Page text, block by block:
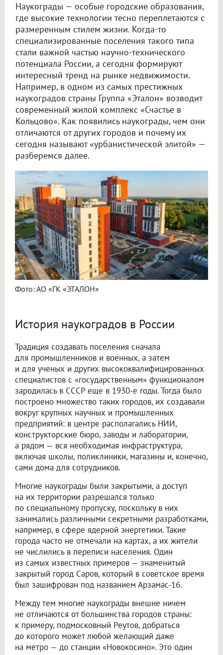
Наукограды — особые городские образования,
где высокие технологии тесно переплетаются с
размеренным стилем жизни. Когда-то
специализированные поселения такого типа
стали важной частью научно-технического
потенциала России, а сегодня формируют
интересный тренд на рынке недвижимости.
Например, в одном из самых престижных
наукоградов страны Группа «Эталон» возводит
современный жилой комплекс «Счастье в
Кольцово». Как появились наукограды, чем они
отличаются от других городов и почему их
сегодня называют «урбанистической элитой» —
разберемся далее.
Фото: АО «ГК «ЭТАЛОН»
История наукоградов в России
Традиция создавать поселения сначала
для промышленников и военных, а затем
и для ученых и других высококвалифицированных
специалистов с «государственным» функционалом
зародилась в СССР еще в 1930-е годы. Тогда было
построено множество таких городов, их создавали
вокруг крупных научных и промышленных
предприятий: в центре располагались НИИ,
конструкторские бюро, заводы и лаборатории,
а рядом — вся необходимая инфраструктура,
включая школы, поликлиники, магазины и, конечно,
сами дома для сотрудников.
Многие наукограды были закрытыми, а доступ
на их территории разрешался только
по специальному пропуску, поскольку в них
занимались различными секретными разработками,
например, в сфере ядерной энергетики. Такие
города часто не отмечали на картах, а их жители
не числились в переписи населения. Один
из самых известных примеров — знаменитый
закрытый город Саров, который в советское время
был зашифрован под названием Арзамас-16.
Между тем многие наукограды внешне ничем
не отличаются от большинства городов страны:
к примеру, подмосковный Реутов, добраться
до которого может любой желающий даже
на метро — до станции «Новокосино». Это один